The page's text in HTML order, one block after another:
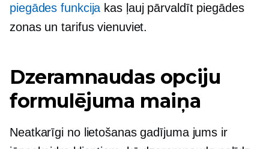
piegādes funkcija kas ļauj pārvaldīt piegādes
zonas un tarifus vienuviet.
Dzeramnaudas opciju
formulējuma maiņa
Neatkarīgi no lietošanas gadījuma jums ir